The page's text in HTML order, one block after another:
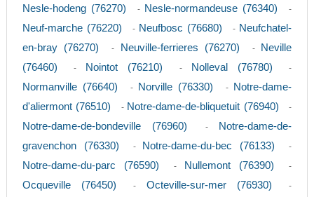
Nesle-hodeng (76270) - Nesle-normandeuse (76340) -
Neuf-marche (76220) - Neufbosc (76680) - Neufchatel-
en-bray (76270)
- Neuville-ferrieres (76270) -
Neville
(76460)
- Nointot (76210) - Nolleval (76780) -
Normanville (76640) - Norville (76330) -
Notre-dame-
d'aliermont (76510)
- Notre-dame-de-bliquetuit (76940) -
Notre-dame-de-bondeville (76960) -
Notre-dame-de-
gravenchon (76330)
- Notre-dame-du-bec (76133) -
Notre-dame-du-parc (76590) - Nullemont (76390) -
Ocqueville (76450) - Octeville-sur-mer (76930) -